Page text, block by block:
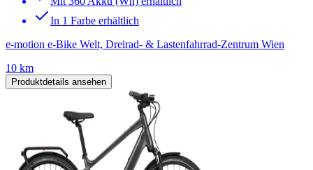
In 1 Farbe erhältlich
e-motion e-Bike Welt, Dreirad- & Lastenfahrrad-Zentrum Wien
10 km
Produktdetails ansehen